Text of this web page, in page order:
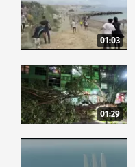
01:03
01:29